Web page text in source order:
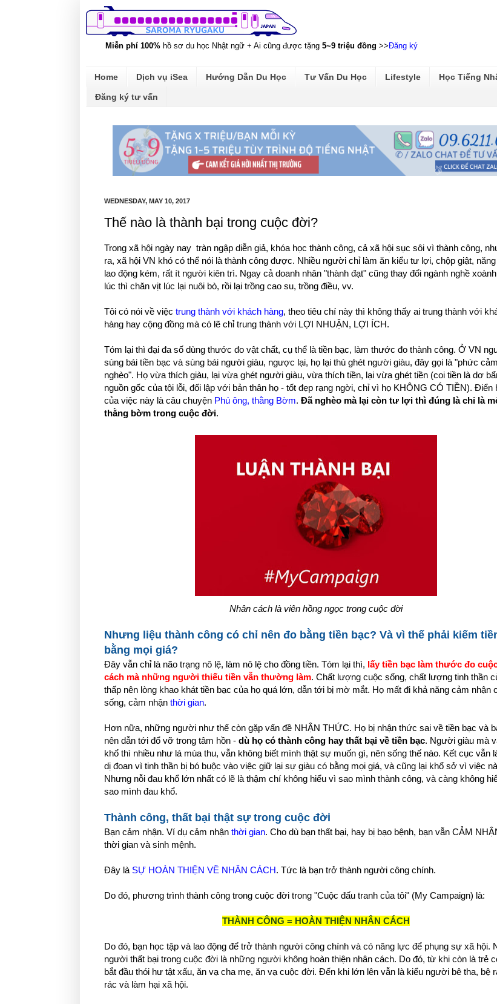
Miễn phí 100% hồ sơ du học Nhật ngữ + Ai cũng được tặng 5~9 triệu đồng >>Đăng ký
Home Dịch vụ iSea Hướng Dẫn Du Học Tư Vấn Du Học Lifestyle Học Tiếng
Đăng ký tư vấn
WEDNESDAY, MAY 10, 2017
Thế nào là thành bại trong cuộc đời?
Trong xã hội ngày nay tràn ngập diễn giả, khóa học thành công, cả xã hội sục sôi vì thành công,
ra, xã hội VN khó có thể nói là thành công được. Nhiều người chỉ làm ăn kiểu tư lợi, chộp giật,
lao động kém, rất ít người kiên trì. Ngay cả doanh nhân "thành đạt" cũng thay đổi ngành nghề
lúc thì chăn vịt lúc lại nuôi bò, rồi lại trồng cao su, trồng điều, vv.
Tôi có nói về việc trung thành với khách hàng, theo tiêu chí này thì không thấy ai trung thành với
hàng hay cộng đồng mà có lẽ chỉ trung thành với LỢI NHUẬN, LỢI ÍCH.
Tóm lại thì đại đa số dùng thước đo vật chất, cụ thể là tiền bạc, làm thước đo thành công. Ở VN
sùng bái tiền bạc và sùng bái người giàu, ngược lại, họ lại thù ghét người giàu, đây gọi là "phức
nghèo". Họ vừa thích giàu, lại vừa ghét người giàu, vừa thích tiền, lại vừa ghét tiền (coi tiền là dơ
nguồn gốc của tội lỗi, đối lập với bản thân họ - tốt đẹp rạng ngời, chỉ vì họ KHÔNG CÓ TIỀN). Điển
của việc này là câu chuyện Phú ông, thằng Bờm. Đã nghèo mà lại còn tư lợi thì đúng là chỉ là
thằng bờm trong cuộc đời.
Nhân cách là viên hồng ngọc trong cuộc đời
Nhưng liệu thành công có chỉ nên đo bằng tiền bạc? Và vì thế phải kiếm
bằng mọi giá?
Đây vẫn chỉ là não trạng nô lệ, làm nô lệ cho đồng tiền. Tóm lại thì, lấy tiền bạc làm thước đo
cách mà những người thiếu tiền vẫn thường làm. Chất lượng cuộc sống, chất lượng tinh thần
thấp nên lòng khao khát tiền bạc của họ quá lớn, dẫn tới bị mờ mắt. Họ mất đi khả năng cảm nhận
sống, cảm nhận thời gian.
Hơn nữa, những người như thế còn gặp vấn đề NHẬN THỨC. Họ bị nhận thức sai về tiền bạc và
nên dẫn tới đổ vỡ trong tâm hồn - dù họ có thành công hay thất bại về tiền bạc. Người giàu mà
khổ thì nhiều như lá mùa thu, vẫn không biết mình thật sự muốn gì, nên sống thế nào. Kết cục vẫn
dị đoan vì tinh thần bị bó buộc vào việc giữ lại sự giàu có bằng mọi giá, và cũng lại khổ sở vì việc
Nhưng nỗi đau khổ lớn nhất có lẽ là thậm chí không hiểu vì sao mình thành công, và càng không
sao mình đau khổ.
Thành công, thất bại thật sự trong cuộc đời
Bạn cảm nhận. Ví dụ cảm nhận thời gian. Cho dù bạn thất bại, hay bị bạo bệnh, bạn vẫn CẢM
thời gian và sinh mệnh.
Đây là SỰ HOÀN THIỆN VỀ NHÂN CÁCH. Tức là bạn trở thành người công chính.
Do đó, phương trình thành công trong cuộc đời trong "Cuộc đấu tranh của tôi" (My Campaign) là:
THÀNH CÔNG = HOÀN THIỆN NHÂN CÁCH
Do đó, bạn học tập và lao động để trở thành người công chính và có năng lực để phụng sự xã hội.
người thất bại trong cuộc đời là những người không hoàn thiện nhân cách. Do đó, từ khi còn là trẻ
bắt đầu thói hư tật xấu, ăn vạ cha mẹ, ăn vạ cuộc đời. Đến khi lớn lên vẫn là kiểu người bê tha, bệ
rác và làm hại xã hội.